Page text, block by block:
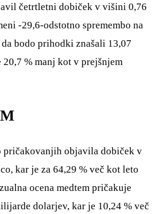
četrtletni dobiček v višini 0,76
-29,6-odstotno spremembo na
bodo prihodki znašali 13,07
% manj kot v prejšnjem
pričakovanjih objavila dobiček v
kar je za 64,29 % več kot leto
ocena medtem pričakuje
dolarjev, kar je 10,24 % več